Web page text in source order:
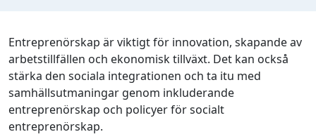
Entreprenörskap är viktigt för innovation, skapande av
arbetstillfällen och ekonomisk tillväxt. Det kan också
stärka den sociala integrationen och ta itu med
samhällsutmaningar genom inkluderande
entreprenörskap och policyer för socialt
entreprenörskap.